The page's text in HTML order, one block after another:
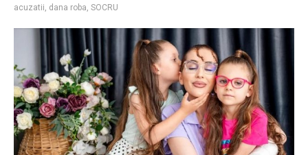
acuzatii, dana roba, SOCRU